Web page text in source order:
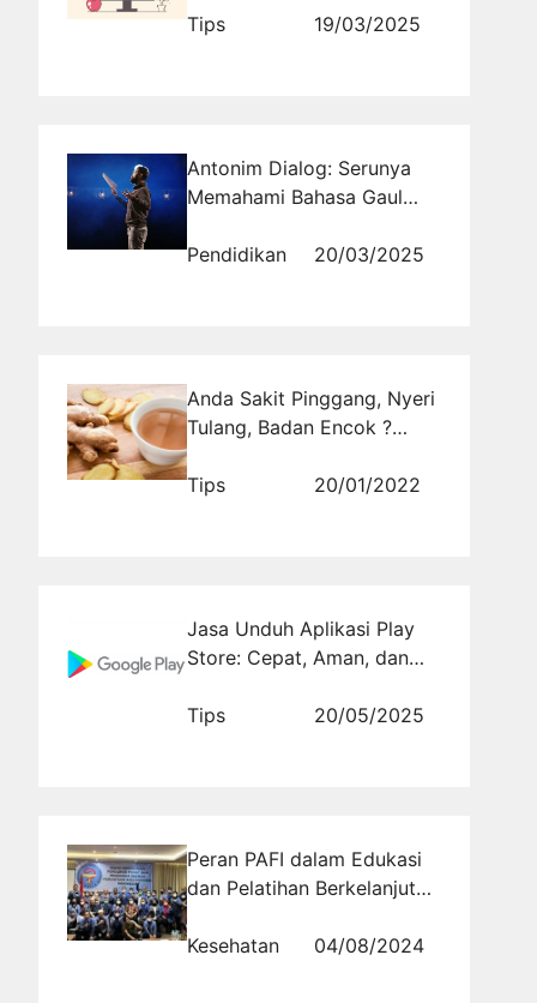
Tips
19/03/2025
Antonim Dialog: Serunya
Memahami Bahasa Gaul
Pendidikan
20/03/2025
Anda Sakit Pinggang, Nyeri
Tulang, Badan Encok ?
Minum Sebelum Tidur
Tips 20/01/2022
Jasa Unduh Aplikasi Play
Store: Cepat, Aman, dan
Tips
20/05/2025
Peran PAFI dalam Edukasi
dan Pelatihan Berkelanjutan
Kesehatan
04/08/2024